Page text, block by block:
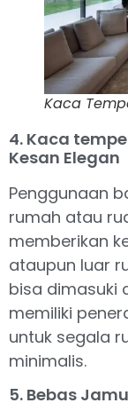
Kaca
4. Kaca
Kesan Elegan
Penggunaan
rumah atau
memberikan
ataupun luar
bisa dimasuki
memiliki
untuk segala
minimalis.
5. Bebas